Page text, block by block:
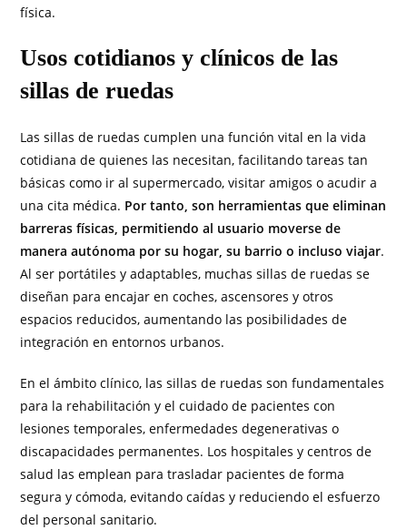
física.
Usos cotidianos y clínicos de las
sillas de ruedas
Las sillas de ruedas cumplen una función vital en la vida
cotidiana de quienes las necesitan, facilitando tareas tan
básicas como ir al supermercado, visitar amigos o acudir a
una cita médica. Por tanto, son herramientas que eliminan
barreras físicas, permitiendo al usuario moverse de
manera autónoma por su hogar, su barrio o incluso viajar.
Al ser portátiles y adaptables, muchas sillas de ruedas se
diseñan para encajar en coches, ascensores y otros
espacios reducidos, aumentando las posibilidades de
integración en entornos urbanos.
En el ámbito clínico, las sillas de ruedas son fundamentales
para la rehabilitación y el cuidado de pacientes con
lesiones temporales, enfermedades degenerativas o
discapacidades permanentes. Los hospitales y centros de
salud las emplean para trasladar pacientes de forma
segura y cómoda, evitando caídas y reduciendo el esfuerzo
del personal sanitario.